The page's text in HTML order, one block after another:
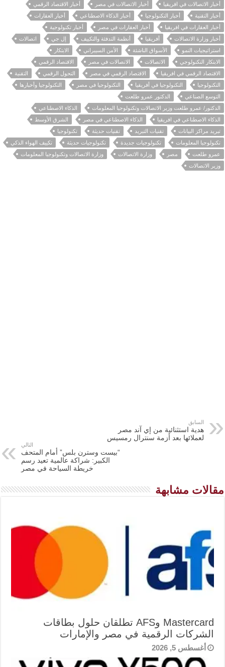
أخبار الاتصالات في افريقيا
أخبار الاتصالات في مصر
أخبار الاقتصاد الرقمي
أخبار التقنية
أخبار التكنولوجيا أخبار الذكاء الاصطناعي
أخبار العقارات
أخبار العقارات في افريقيا
أخبار العقارات في مصر
أخبار تكنولوجية
أخبار وزارة الاتصالات
أفريقيا أنظمة التدفئة والتكييف إل جي
اتصالات
استراتيجيات النمو
الأسواق الناشئة الأمن السيبراني
الابتكار
الابتكار التكنولوجي
الاتصالات الاتصالات في مصر
الاقتصاد الرقمي
الاقتصاد الرقمي في افريقيا
الاقتصاد الرقمي في مصر التحول الرقمي
التقنية
التكنولوجيا
التكنولوجيا في أفريقيا التكنولوجيا في مصر
التكنولوجيا وأخبارها
التوسع الصناعي
الدكتور عمرو طلعت
الدكتور/ عمرو طلعت وزير الاتصالات وتكنولوجيا المعلومات
الذكاء الاصطناعي
الذكاء الاصطناعي في افريقيا
الذكاء الاصطناعي في مصر
الشرق الأوسط
تبريد مراكز البيانات
تقنيات التبريد تقنيات حديثة
تكنولوجيا
تكنولوجيا المعلومات
تكنولوجيات جديدة تكنولوجيات حديثة
تكييف الهواء الذكي
عمرو طلعت
مصر وزارة الاتصالات
وزارة الاتصالات وتكنولوجيا المعلومات
وزير الاتصالات
السابق
هدية استثنائية من إي آند مصر
لعملائها بعد أزمة سنترال رمسيس
التالي
“بيست وسترن بلس” أمام المتحف
الكبير: شراكة عالمية تعيد رسم
خريطة السياحة في مصر
مقالات مشابهة
Mastercard وAFS تطلقان حلول بطاقات
الشركات الرقمية في مصر والإمارات
أغسطس 5, 2026